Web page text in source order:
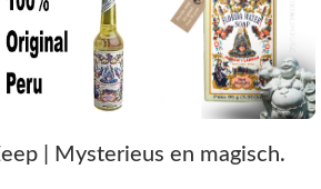
| Mysterieus en magisch.